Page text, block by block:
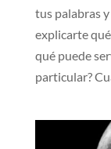
tus palabras
explicarte
qué puede
particular?